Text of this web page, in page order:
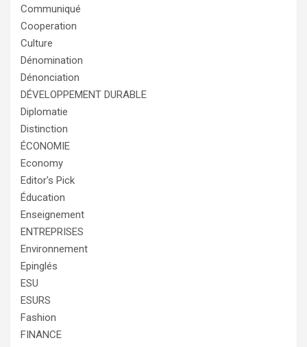
Communiqué
Cooperation
Culture
Dénomination
Dénonciation
DÉVELOPPEMENT DURABLE
Diplomatie
Distinction
ÉCONOMIE
Economy
Editor's Pick
Éducation
Enseignement
ENTREPRISES
Environnement
Epinglés
ESU
ESURS
Fashion
FINANCE